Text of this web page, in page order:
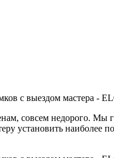
совсем недорого. Мы
установить наиболее